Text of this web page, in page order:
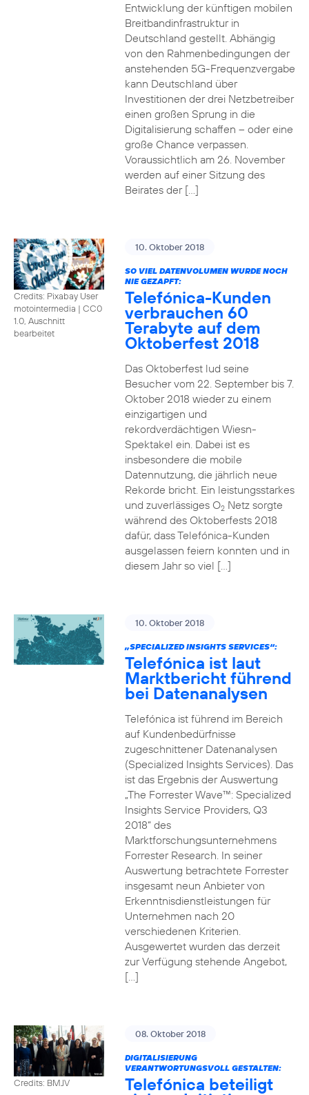
Entwicklung der künftigen mobilen
Breitbandinfrastruktur in
Deutschland gestellt. Abhängig
von den Rahmenbedingungen der
anstehenden 5G-Frequenzvergabe
kann Deutschland über
Investitionen der drei Netzbetreiber
einen großen Sprung in die
Digitalisierung schaffen – oder eine
große Chance verpassen.
Voraussichtlich am 26. November
werden auf einer Sitzung des
Beirates der […]
Credits: Pixabay User
motointermedia | CC0
1.0, Auschnitt
bearbeitet
10. Oktober 2018
SO VIEL DATENVOLUMEN WURDE NOCH
NIE GEZAPFT:
Telefónica-Kunden
verbrauchen 60
Terabyte auf dem
Oktoberfest 2018
Das Oktoberfest lud seine
Besucher vom 22. September bis 7.
Oktober 2018 wieder zu einem
einzigartigen und
rekordverdächtigen Wiesn-
Spektakel ein. Dabei ist es
insbesondere die mobile
Datennutzung, die jährlich neue
Rekorde bricht. Ein leistungsstarkes
und zuverlässiges O2Netz sorgte
während des Oktoberfests 2018
dafür, dass Telefónica-Kunden
ausgelassen feiern konnten und in
diesem Jahr so viel […]
10. Oktober 2018
„SPECIALIZED INSIGHTS SERVICES“:
Telefónica ist laut
Marktbericht führend
bei Datenanalysen
Telefónica ist führend im Bereich
auf Kundenbedürfnisse
zugeschnittener Datenanalysen
(Specialized Insights Services). Das
ist das Ergebnis der Auswertung
„The Forrester Wave™: Specialized
Insights Service Providers, Q3
2018“ des
Marktforschungsunternehmens
Forrester Research. In seiner
Auswertung betrachtete Forrester
insgesamt neun Anbieter von
Erkenntnisdienstleistungen für
Unternehmen nach 20
verschiedenen Kriterien.
Ausgewertet wurden das derzeit
zur Verfügung stehende Angebot,
[…]
Credits: BMJV
08. Oktober 2018
DIGITALISIERUNG
VERANTWORTUNGSVOLL GESTALTEN:
Telefónica beteiligt